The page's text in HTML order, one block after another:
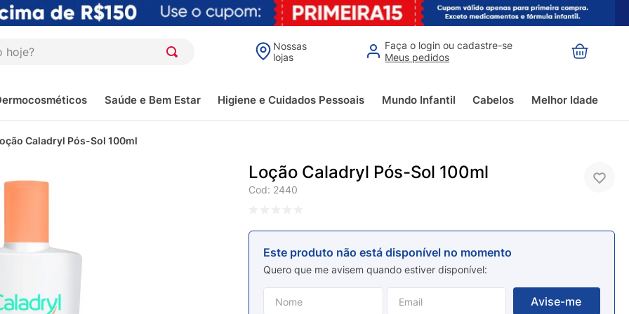
Nossas
lojas
Faça o login ou cadastre-se
Meus pedidos
Saúde e Bem Estar Higiene e Cuidados Pessoais Mundo Infantil Cabelos Melhor Idade
Caladryl Pós-Sol 100ml
Loção Caladryl Pós-Sol 100ml
Cod: 2440
Este produto não está disponível no momento
Quero que me avisem quando estiver disponível